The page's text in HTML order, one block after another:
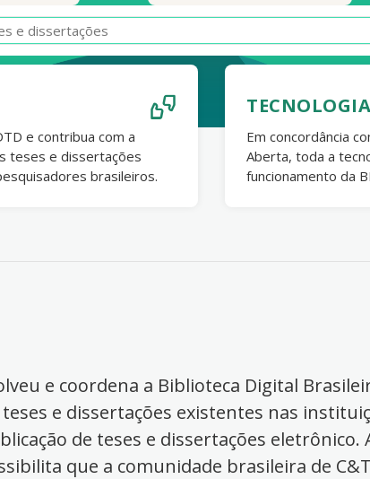
e contribua com a
teses e dissertações
brasileiros.
TECNOLOGIA
Em concordância
Aberta, toda a
funcionamento da
e coordena a Biblioteca Digital
e dissertações existentes nas
de teses e dissertações
que a comunidade brasileira de